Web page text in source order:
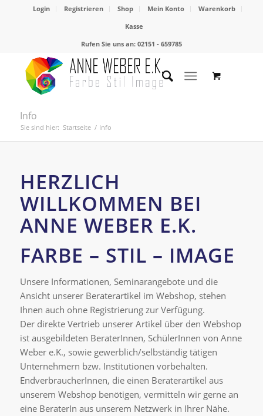
Login Registrieren Shop Mein Konto
Warenkorb
Kasse
Rufen Sie uns an: 02151 - 659785
Info
Sie sind hier: Startseite / Info
HERZLICH
WILLKOMMEN BEI
ANNE WEBER E.K.
FARBE – STIL – IMAGE
Unsere Informationen, Seminarangebote und die
Ansicht unserer Beraterartikel im Webshop, stehen
Ihnen auch ohne Registrierung zur Verfügung.
Der direkte Vertrieb unserer Artikel über den Webshop
ist ausgebildeten BeraterInnen, SchülerInnen von Anne
Weber e.K., sowie gewerblich/selbständig tätigen
Unternehmern bzw. Institutionen vorbehalten.
EndverbraucherInnen, die einen Beraterartikel aus
unserem Webshop benötigen, vermitteln wir gerne an
eine BeraterIn aus unserem Netzwerk in Ihrer Nähe.